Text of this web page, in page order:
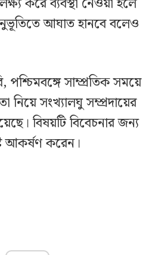
আঘাত হানবে বলেও
পশ্চিমবঙ্গে সাম্প্রতিক সময়ে
নিয়ে সংখ্যালঘু সম্প্রদায়ের
বিষয়টি বিবেচনার জন্য
আকর্ষণ করেন।